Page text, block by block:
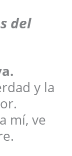
del
y la
mí, ve